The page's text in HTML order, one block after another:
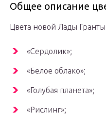
Общее описание
Цвета новой Лады
«Сердолик»;
«Белое облако»;
«Голубая планета»;
«Рислинг»;